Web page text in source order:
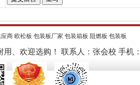
商 欧松板 包装板厂家 包装箱板 阻燃板 包装板
耐用、欢迎选购！ 联系人：张